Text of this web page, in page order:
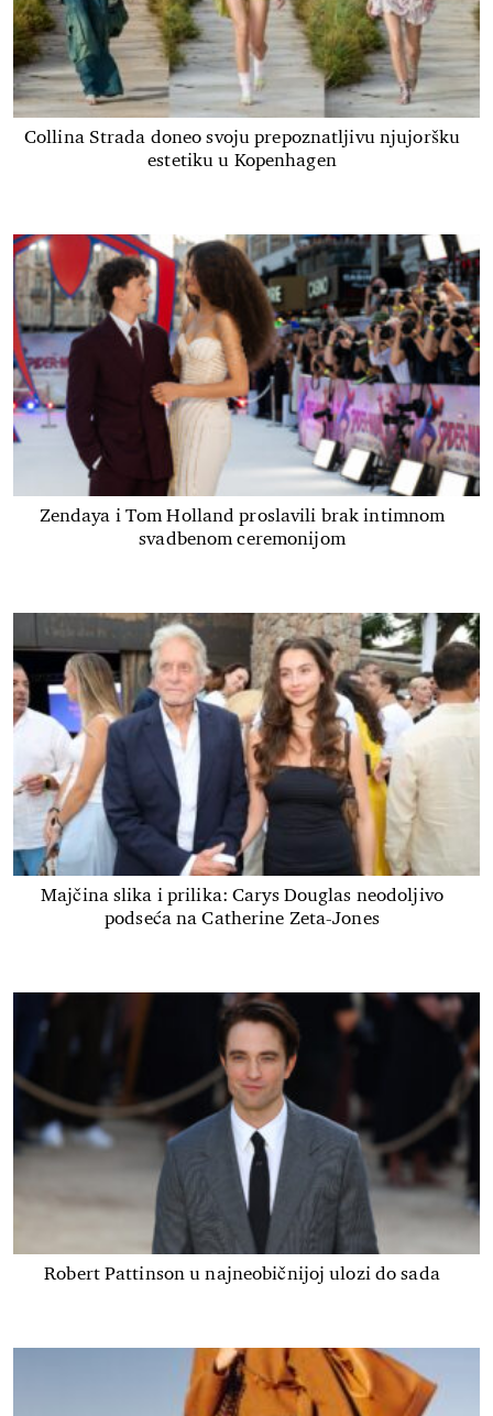
Collina Strada doneo svoju prepoznatljivu njujoršku
estetiku u Kopenhagen
Zendaya i Tom Holland proslavili brak intimnom
svadbenom ceremonijom
Majčina slika i prilika: Carys Douglas neodoljivo
podseća na Catherine Zeta-Jones
Robert Pattinson u najneobičnijoj ulozi do sada